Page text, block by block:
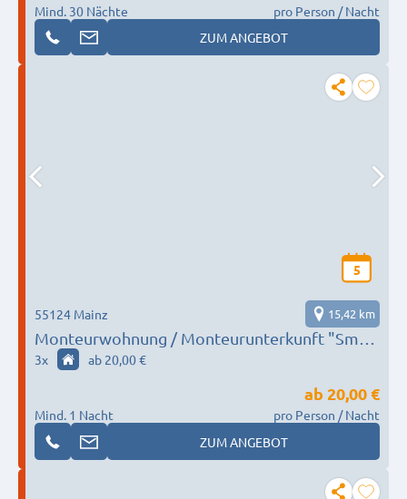
Mind. 30 Nächte
pro Person / Nacht
ZUM ANGEBOT
5
Monteurwohnung / Monteurunterkunft "Smart
Home Mainz"
55124 Mainz 15,42 km
3x ab 20,00 €
Mind. 1 Nacht
ab 20,00 €
pro Person / Nacht
ZUM ANGEBOT